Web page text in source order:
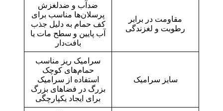
مقاومت در برابر
رطوبت و لغزندگی
ضدآب و ضدلغزش
پرسلان‌ها مناسب برای
کف حمام به دلیل جذب
آب پایین و سطح مات یا
بافت‌دار
سایز سرامیک
سرامیک ریز مناسب
حمام‌های کوچک
استفاده از سرامیک
بزرگ در فضاهای بزرگ
برای ایجاد یکپارچگی